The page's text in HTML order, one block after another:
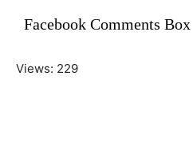
Facebook Comments Box
Views: 229